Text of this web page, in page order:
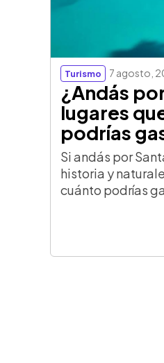
Turismo 7 agosto,
¿Andás
lugares
podrías
Si andás por
historia y
cuánto podrías